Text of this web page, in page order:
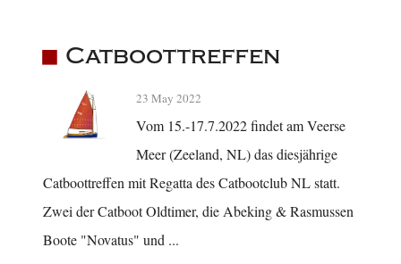
Catboottreffen
23 May 2022
Vom 15.-17.7.2022 findet am Veerse
Meer (Zeeland, NL) das diesjährige
Catboottreffen mit Regatta des Catbootclub NL statt.
Zwei der Catboot Oldtimer, die Abeking & Rasmussen
Boote "Novatus" und ...